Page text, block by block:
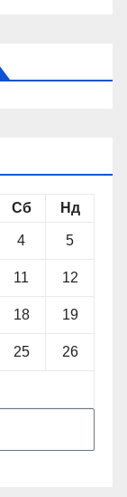
Сб Нд
4 5
11 12
18 19
25 26